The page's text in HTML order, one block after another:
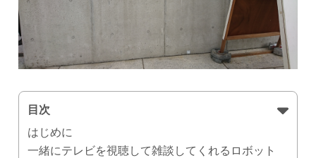
目次
はじめに
一緒にテレビを視聴して雑談してくれるロボット